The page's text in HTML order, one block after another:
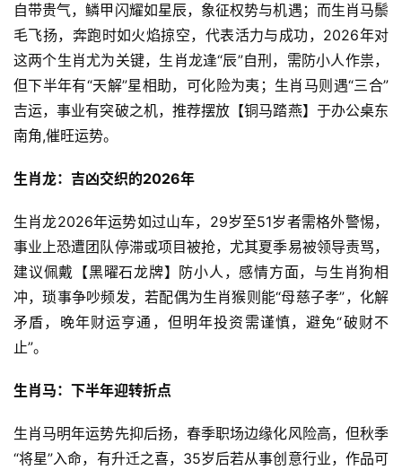
自带贵气，鳞甲闪耀如星辰，象征权势与机遇；而生肖马鬃
毛飞扬，奔跑时如火焰掠空，代表活力与成功，2026年对
这两个生肖尤为关键，生肖龙逢“辰”自刑，需防小人作祟，
但下半年有“天解”星相助，可化险为夷；生肖马则遇“三合”
吉运，事业有突破之机，推荐摆放【铜马踏燕】于办公桌东
南角,催旺运势。
生肖龙：吉凶交织的2026年
生肖龙2026年运势如过山车，29岁至51岁者需格外警惕，
事业上恐遭团队停滞或项目被抢，尤其夏季易被领导责骂，
建议佩戴【黑曜石龙牌】防小人，感情方面，与生肖狗相
冲，琐事争吵频发，若配偶为生肖猴则能“母慈子孝”，化解
矛盾，晚年财运亨通，但明年投资需谨慎，避免“破财不
止”。
生肖马：下半年迎转折点
生肖马明年运势先抑后扬，春季职场边缘化风险高，但秋季
“将星”入命，有升迁之喜，35岁后若从事创意行业，作品可